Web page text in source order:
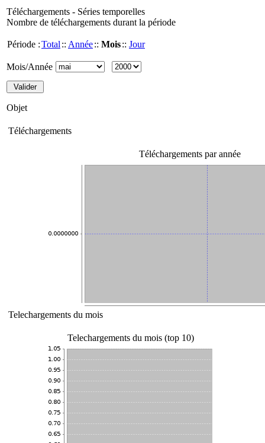
Téléchargements - Séries temporelles
Nombre de téléchargements durant la période
Période :Total :: Année:: Mois:: Jour
Mois/Année
Objet
Téléchargements
Téléchargements par année
Telechargements du mois
Telechargements du mois (top 10)